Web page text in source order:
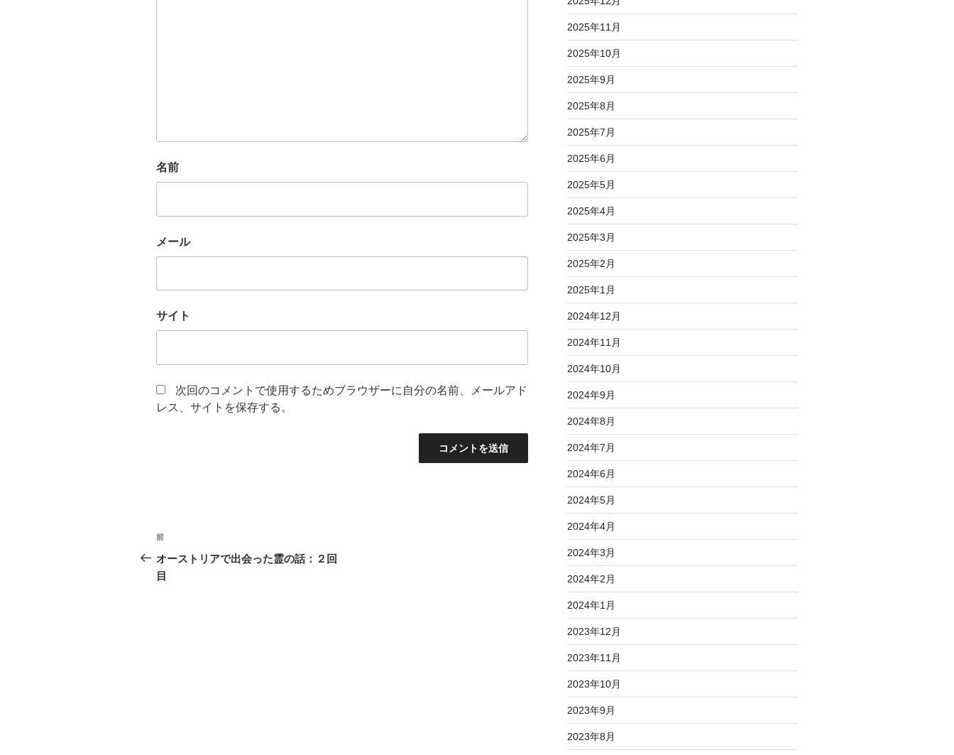
名前
メール
サイト
次回のコメントで使用するためブラウザーに自分の名前、メールアド
レス、サイトを保存する。
投
稿
ナ
前
の
投
前
オーストリアで出会った霊の話：２回
目
2025年11月
2025年10月
2025年9月
2025年8月
2025年7月
2025年6月
2025年5月
2025年4月
2025年3月
2025年2月
2025年1月
2024年12月
2024年11月
2024年10月
2024年9月
2024年8月
2024年7月
2024年6月
2024年5月
2024年4月
2024年3月
2024年2月
2024年1月
2023年12月
2023年11月
2023年10月
2023年9月
2023年8月